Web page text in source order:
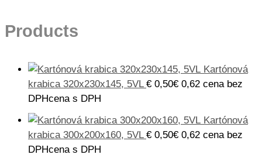
Products
Kartónová
krabica 320x230x145, 5VL € 0,50€ 0,62 cena bez
DPHcena s DPH
Kartónová
krabica 300x200x160, 5VL € 0,50€ 0,62 cena bez
DPHcena s DPH